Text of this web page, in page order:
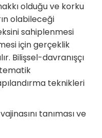
olduğu ve korku
olabileceği
sahiplenmesi
için gerçeklik
Bilişsel-davranışçı
teknikleri
tanıması ve